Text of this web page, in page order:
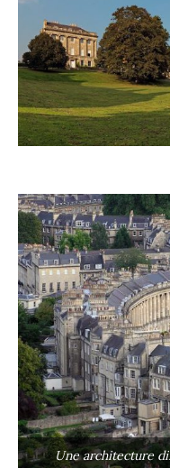
Une architecture